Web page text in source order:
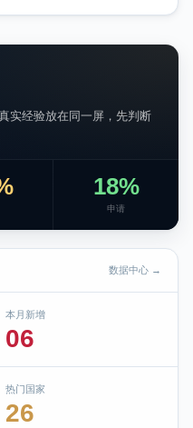
实经验放在同一屏，先判断
18%
申请
数据中心 →
本月新增
06
热门国家
26